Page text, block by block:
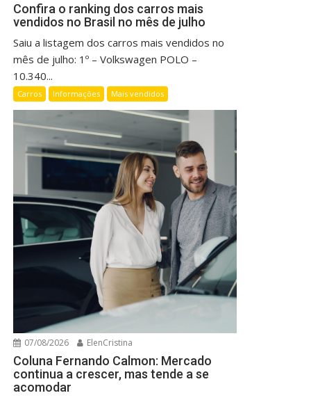
Confira o ranking dos carros mais
vendidos no Brasil no mês de julho
Saiu a listagem dos carros mais vendidos no
mês de julho: 1º – Volkswagen POLO –
10.340...
Carros Informações Mais vendidos
07/08/2026 ElenCristina
Coluna Fernando Calmon: Mercado
continua a crescer, mas tende a se
acomodar